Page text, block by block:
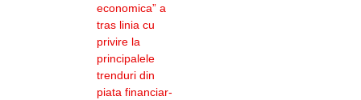
economica” a
tras linia cu
privire la
principalele
trenduri din
piata financiar-